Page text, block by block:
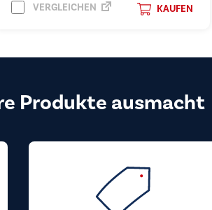
KAUFEN
VERGLEICHEN
Produkte ausmacht